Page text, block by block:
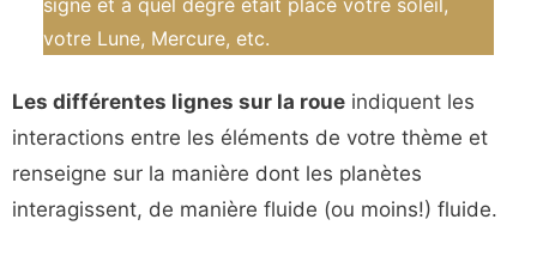
signe et à quel degré était placé votre soleil,
votre Lune, Mercure, etc.
Les différentes lignes sur la roue indiquent les
interactions entre les éléments de votre thème et
renseigne sur la manière dont les planètes
interagissent, de manière fluide (ou moins!) fluide.